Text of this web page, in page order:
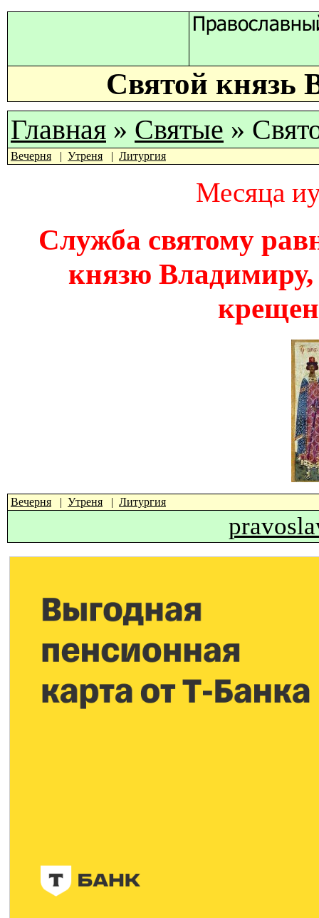
Святой князь
Главная » Святые »
Вечерня Утреня Литургия
Месяца
Служба святому
князю Владимиру,
Вечерня Утреня Литургия